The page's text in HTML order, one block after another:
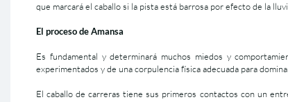
que marcará el caballo si la pista está barrosa por efecto de la
El proceso de Amansa
Es fundamental y determinará muchos miedos y
experimentados y de una corpulencia física adecuada para
El caballo de carreras tiene sus primeros contactos con un